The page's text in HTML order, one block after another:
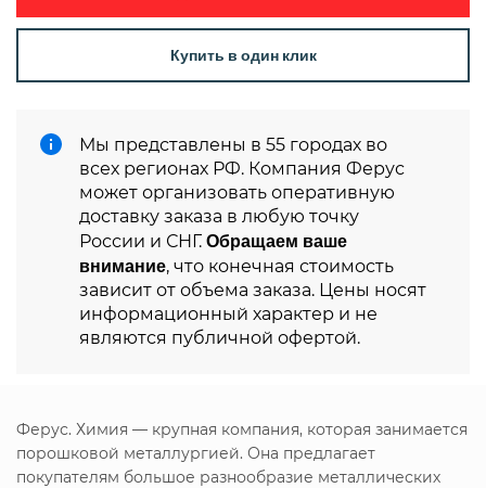
Купить в один клик
Мы представлены в 55 городах во
всех регионах РФ. Компания Ферус
может организовать оперативную
доставку заказа в любую точку
России и СНГ. Обращаем ваше
внимание, что конечная стоимость
зависит от объема заказа. Цены носят
информационный характер и не
являются публичной офертой.
Ферус. Химия — крупная компания, которая занимается
порошковой металлургией. Она предлагает
покупателям большое разнообразие металлических